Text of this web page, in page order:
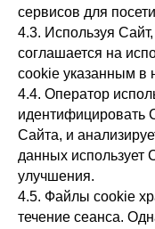
сервисов для
4.3. Используя
соглашается на
cookie указанным в
4.4. Оператор
идентифицировать
Сайта, и
данных использует
улучшения.
4.5. Файлы cookie
течение сеанса.